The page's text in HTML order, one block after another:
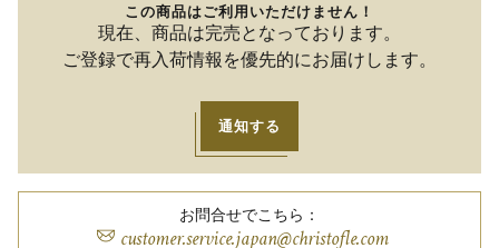
この商品はご利用いただけません！
現在、商品は完売となっております。
ご登録で再入荷情報を優先的にお届けします。
通知する
お問合せでこちら：
customer.service.japan@christofle.com